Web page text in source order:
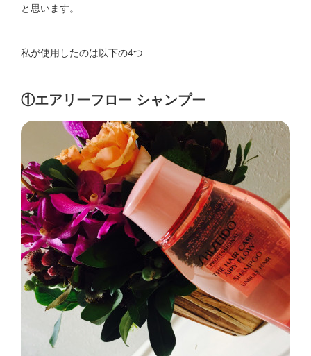
と思います。
私が使用したのは以下の4つ
①エアリーフロー シャンプー